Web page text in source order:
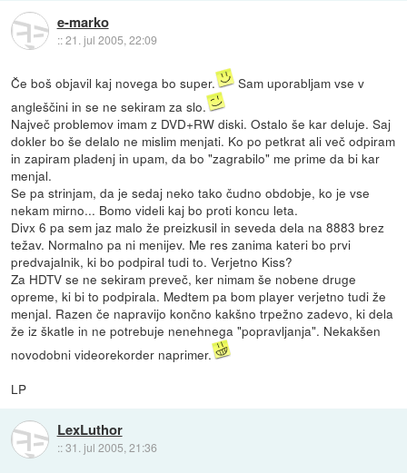
e-marko
::21. jul 2005, 22:09
Če boš objavil kaj novega bo super.
Sam uporabljam vse v
angleščini in se ne sekiram za slo.
Največ problemov imam z DVD+RW diski. Ostalo še kar deluje. Saj
dokler bo še delalo ne mislim menjati. Ko po petkrat ali več odpiram
in zapiram pladenj in upam, da bo "zagrabilo" me prime da bi kar
menjal.
Se pa strinjam, da je sedaj neko tako čudno obdobje, ko je vse
nekam mirno... Bomo videli kaj bo proti koncu leta.
Divx 6 pa sem jaz malo že preizkusil in seveda dela na 8883 brez
težav. Normalno pa ni menijev. Me res zanima kateri bo prvi
predvajalnik, ki bo podpiral tudi to. Verjetno Kiss?
Za HDTV se ne sekiram preveč, ker nimam še nobene druge
opreme, ki bi to podpirala. Medtem pa bom player verjetno tudi že
menjal. Razen če napravijo končno kakšno trpežno zadevo, ki dela
že iz škatle in ne potrebuje nenehnega "popravljanja". Nekakšen
novodobni videorekorder naprimer.
LP
LexLuthor
::31. jul 2005, 21:36